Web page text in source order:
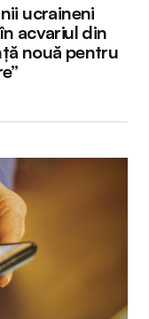
ucraineni
acvariul din
nouă pentru